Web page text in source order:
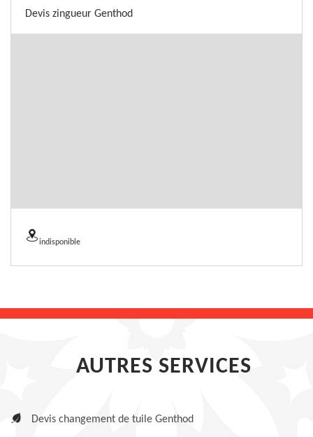
Devis zingueur Genthod
indisponible
AUTRES SERVICES
Devis changement de tuile Genthod